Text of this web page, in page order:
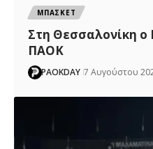
ΜΠΑΣΚΕΤ
Στη Θεσσαλονίκη
ΠΑΟΚ
PAOKDAY 7 Αυγούστου